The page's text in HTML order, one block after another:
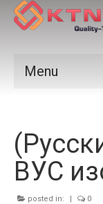
Menu
Vendors
Applications
Certificates
ВУС
posted in: | 0